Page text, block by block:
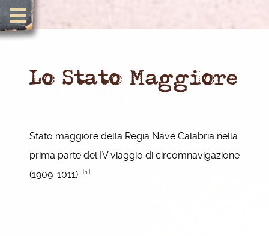
Lo Stato Maggiore
Stato maggiore della Regia Nave Calabria nella
prima parte del IV viaggio di circomnavigazione
(1909-1011). [1]